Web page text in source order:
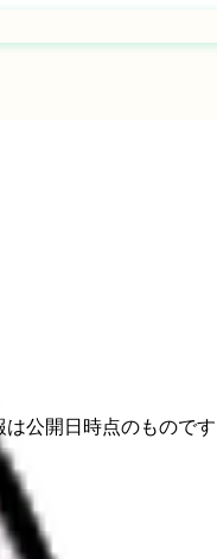
公開日時点のもので